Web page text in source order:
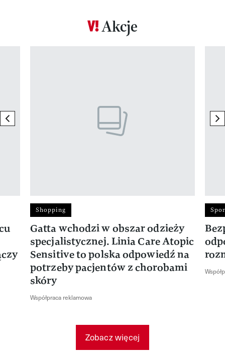
Akcje
previous element
Shopping
Gatta wchodzi w obszar odzieży
specjalistycznej. Linia Care Atopic
Sensitive to polska odpowiedź na
potrzeby pacjentów z chorobami
skóry
Współpraca reklamowa
Zobacz więcej